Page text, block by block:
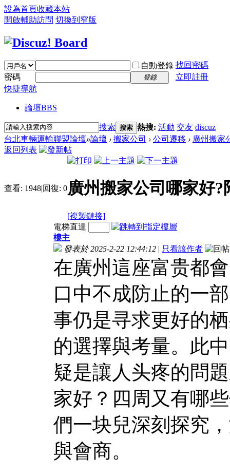
設為首頁收藏本站
開啟輔助訪問 切換到窄版
自動登錄 找回密碼
密碼
登錄
立即註冊
快捷導航
論壇BBS
搜索 搜索 熱搜: 活動 交友 discuz
台北車輛運輸聯盟論壇»論壇 › 搬家公司 › 公司遷移 › 廣州搬家
返回列表
查看: 1948|回復: 0廣州搬家公司哪家好
[複製鏈接]
電梯直達
樓主
發表於 2025-2-22 12:44:12 | 只看該作者
在廣州這座富贵都
口中不成防止的一
事仍是寻求更好的
的選擇與考量。此
疑是讓人头疼的問
家好？四周又有哪
們一块兒深刻探究
與會商。